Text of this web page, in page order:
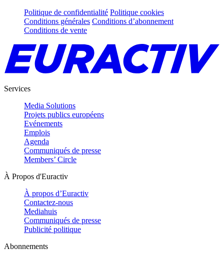
Politique de confidentialité Politique cookies
Conditions générales Conditions d’abonnement
Conditions de vente
Services
Media Solutions
Projets publics européens
Evénements
Emplois
Agenda
Communiqués de presse
Members’ Circle
À Propos d'Euractiv
À propos d’Euractiv
Contactez-nous
Mediahuis
Communiqués de presse
Publicité politique
Abonnements